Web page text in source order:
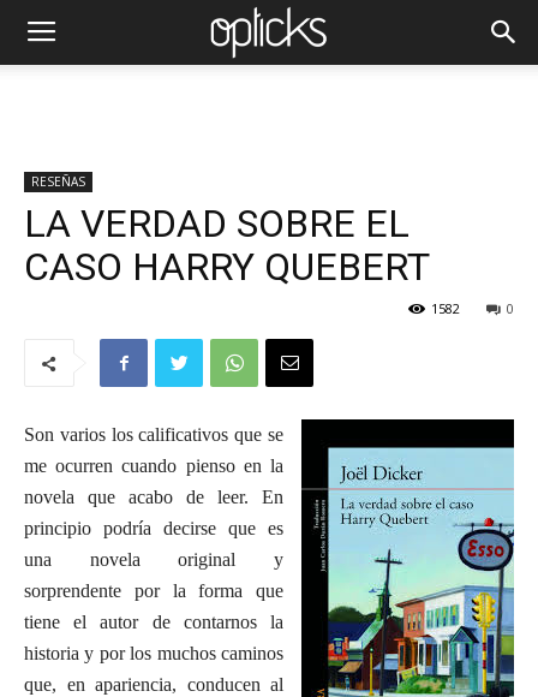
RESEÑAS
LA VERDAD SOBRE EL
CASO HARRY QUEBERT
0
1582
Son varios los calificativos que se
me ocurren cuando pienso en la
novela que acabo de leer. En
principio podría decirse que es
una novela original y
sorprendente por la forma que
tiene el autor de contarnos la
historia y por los muchos caminos
que, en apariencia, conducen al